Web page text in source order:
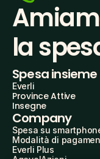
la
Spesa insieme
Everli
Province Attive
Insegne
Company
Spesa su
Modalità di
Everli Plus